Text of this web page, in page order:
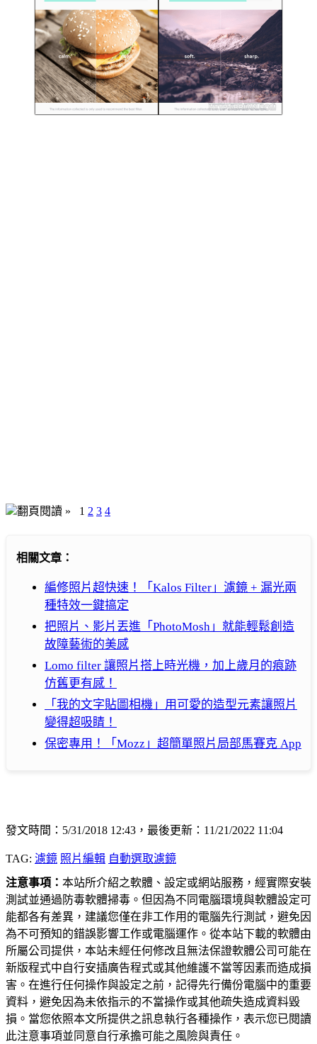
翻頁閱讀 » 1 2 3 4
相關文章：
編修照片超快速！「Kalos Filter」濾鏡 + 漏光兩
種特效一鍵搞定
把照片、影片丟進「PhotoMosh」就能輕鬆創造
故障藝術的美感
Lomo filter 讓照片搭上時光機，加上歲月的痕跡
仿舊更有感！
「我的文字貼圖相機」用可愛的造型元素讓照片
變得超吸睛！
保密專用！「Mozz」超簡單照片局部馬賽克 App
發文時間：5/31/2018 12:43，最後更新：11/21/2022 11:04
TAG: 濾鏡 照片編輯 自動選取濾鏡
注意事項： 本站所介紹之軟體、設定或網站服務，經實際安裝
測試並通過防毒軟體掃毒。但因為不同電腦環境與軟體設定可
能都各有差異，建議您僅在非工作用的電腦先行測試，避免因
為不可預知的錯誤影響工作或電腦運作。從本站下載的軟體由
所屬公司提供，本站未經任何修改且無法保證軟體公司可能在
新版程式中自行安插廣告程式或其他維護不當等因素而造成損
害。在進行任何操作與設定之前，記得先行備份電腦中的重要
資料，避免因為未依指示的不當操作或其他疏失造成資料毀
損。當您依照本文所提供之訊息執行各種操作，表示您已閱讀
此注意事項並同意自行承擔可能之風險與責任。